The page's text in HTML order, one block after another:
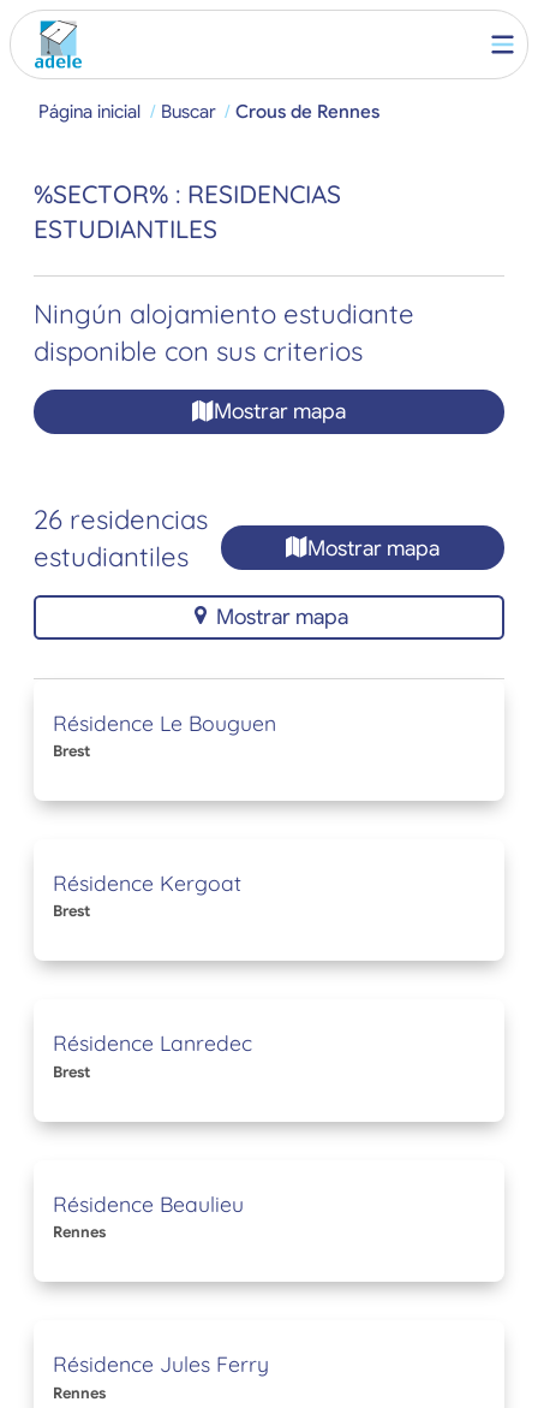
Página inicial Buscar Crous de Rennes
%SECTOR% : RESIDENCIAS
ESTUDIANTILES
Ningún alojamiento estudiante
disponible con sus criterios
Mostrar mapa
26 residencias
estudiantiles
Mostrar mapa
Mostrar mapa
Résidence Le Bouguen
Brest
Résidence Kergoat
Brest
Résidence Lanredec
Brest
Résidence Beaulieu
Rennes
Résidence Jules Ferry
Rennes